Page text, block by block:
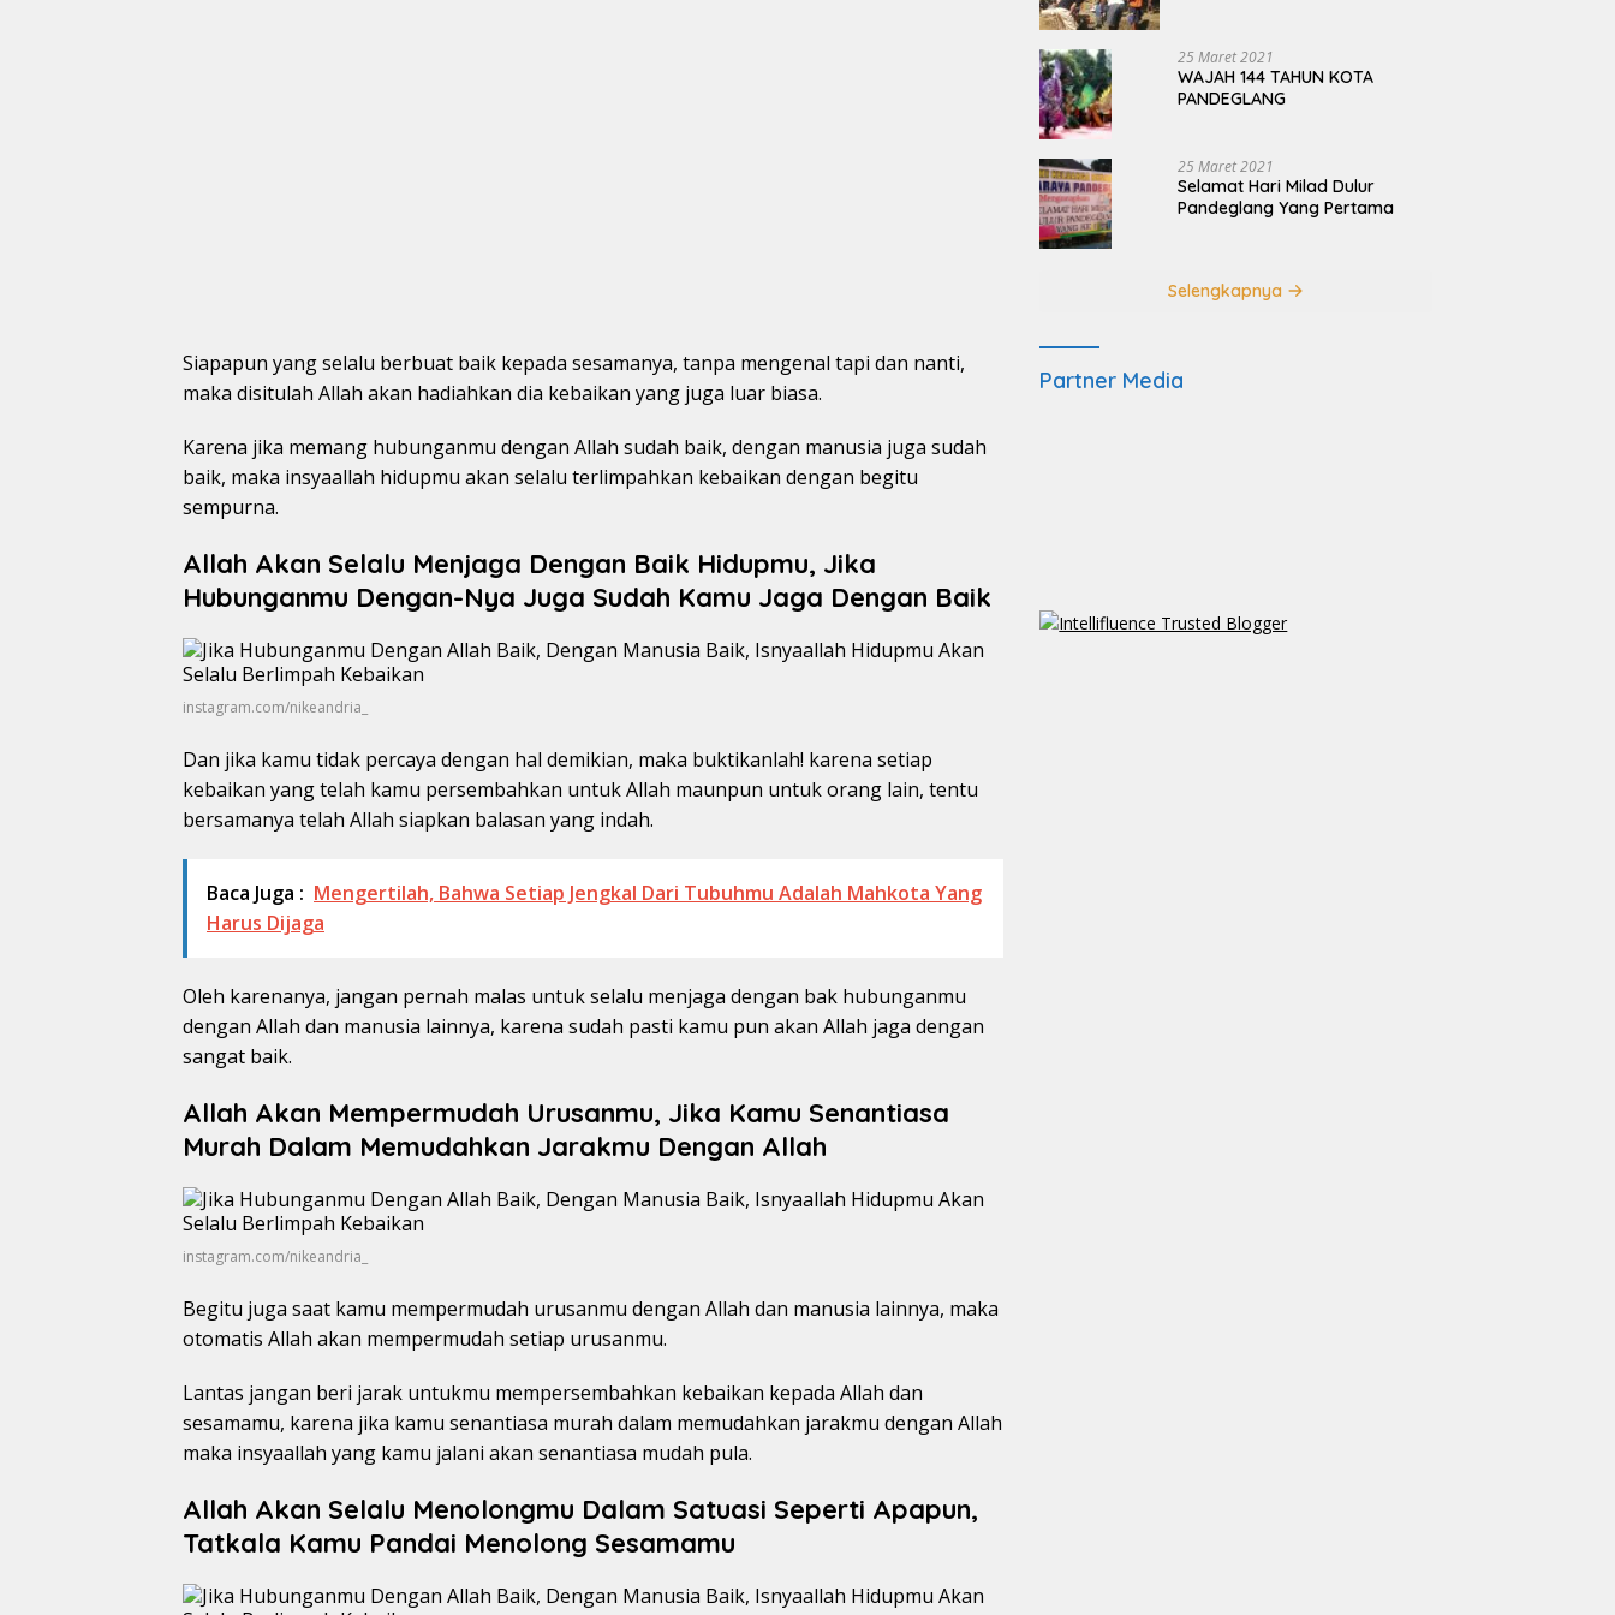
Siapapun yang selalu berbuat baik kepada sesamanya, tanpa mengenal tapi dan nanti,
maka disitulah Allah akan hadiahkan dia kebaikan yang juga luar biasa.
Karena jika memang hubunganmu dengan Allah sudah baik, dengan manusia juga sudah
baik, maka insyaallah hidupmu akan selalu terlimpahkan kebaikan dengan begitu
sempurna.
Allah Akan Selalu Menjaga Dengan Baik Hidupmu, Jika
Hubunganmu Dengan-Nya Juga Sudah Kamu Jaga Dengan Baik
instagram.com/nikeandria_
Dan jika kamu tidak percaya dengan hal demikian, maka buktikanlah! karena setiap
kebaikan yang telah kamu persembahkan untuk Allah maunpun untuk orang lain, tentu
bersamanya telah Allah siapkan balasan yang indah.
Baca Juga : Mengertilah, Bahwa Setiap Jengkal Dari Tubuhmu Adalah Mahkota Yang
Harus Dijaga
Oleh karenanya, jangan pernah malas untuk selalu menjaga dengan bak hubunganmu
dengan Allah dan manusia lainnya, karena sudah pasti kamu pun akan Allah jaga dengan
sangat baik.
Allah Akan Mempermudah Urusanmu, Jika Kamu Senantiasa
Murah Dalam Memudahkan Jarakmu Dengan Allah
instagram.com/nikeandria_
Begitu juga saat kamu mempermudah urusanmu dengan Allah dan manusia lainnya, maka
otomatis Allah akan mempermudah setiap urusanmu.
Lantas jangan beri jarak untukmu mempersembahkan kebaikan kepada Allah dan
sesamamu, karena jika kamu senantiasa murah dalam memudahkan jarakmu dengan Allah
maka insyaallah yang kamu jalani akan senantiasa mudah pula.
Allah Akan Selalu Menolongmu Dalam Satuasi Seperti Apapun,
Tatkala Kamu Pandai Menolong Sesamamu
25 Maret 2021
WAJAH 144 TAHUN KOTA
PANDEGLANG
25 Maret 2021
Selamat Hari Milad Dulur
Pandeglang Yang Pertama
Selengkapnya
Partner Media